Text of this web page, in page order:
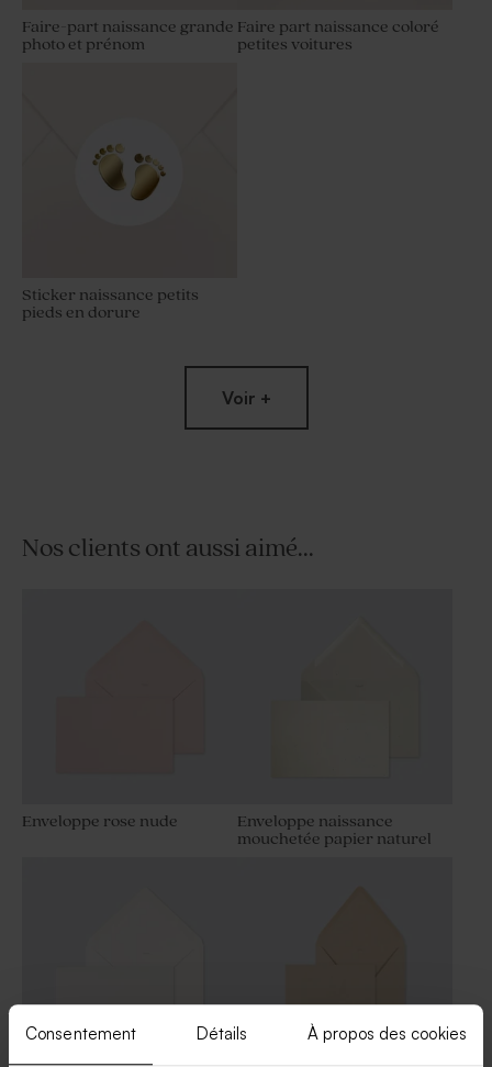
Consentement Détails À propos des cookies
Faire-part naissance grande
photo et prénom
Faire part naissance coloré
petites voitures
Sticker naissance petits
pieds en dorure
Voir +
Nos clients ont aussi aimé...
Enveloppe rose nude
Enveloppe naissance
mouchetée papier naturel